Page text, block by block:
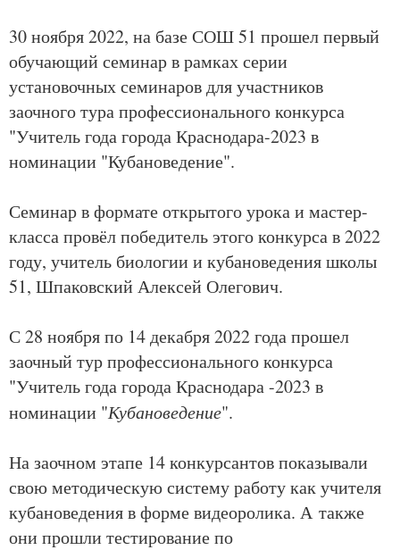
30 ноября 2022, на базе СОШ 51 прошел первый
обучающий семинар в рамках серии
установочных семинаров для участников
заочного тура профессионального конкурса
"Учитель года города Краснодара-2023 в
номинации "Кубановедение".
Семинар в формате открытого урока и мастер-
класса провёл победитель этого конкурса в 2022
году, учитель биологии и кубановедения школы
51, Шпаковский Алексей Олегович.
С 28 ноября по 14 декабря 2022 года прошел
заочный тур профессионального конкурса
"Учитель года города Краснодара -2023 в
номинации "Кубановедение".
На заочном этапе 14 конкурсантов показывали
свою методическую систему работу как учителя
кубановедения в форме видеоролика. А также
они прошли тестирование по